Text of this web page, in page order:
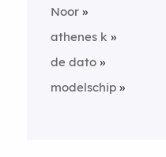
Noor
athenes k
de dato
modelschip